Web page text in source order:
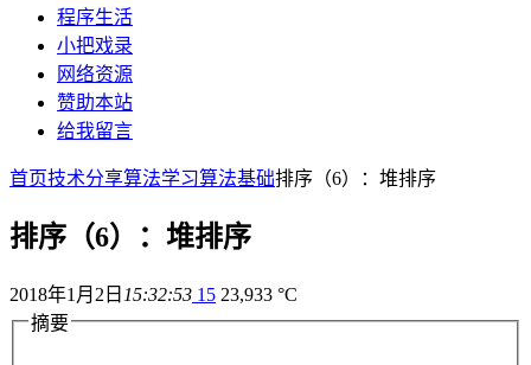
程序生活
小把戏录
网络资源
赞助本站
给我留言
首页技术分享算法学习算法基础排序（6）：堆排序
排序（6）：堆排序
2018年1月2日 15:32:53 15 23,933 °C
摘要